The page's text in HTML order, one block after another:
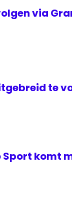
via
te
komt